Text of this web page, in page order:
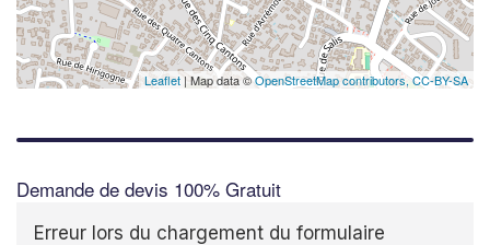
Leaflet | Map data ©OpenStreetMap contributors, CC-BY-SA
Demande de devis 100% Gratuit
Erreur lors du chargement du formulaire